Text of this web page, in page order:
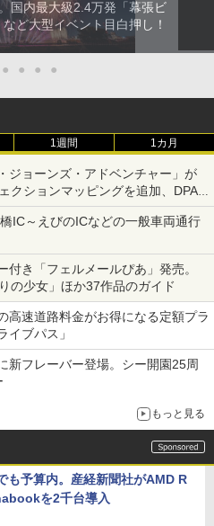
国内最大級2.4万発「幕張ビ
ど大型イベント目白押し！
● ● ● ●
1週間 1カ月
ジョーンズ・アドベンチャー」が
クションマッピングを追加、DPA
IC～えびのICなどの一般車両通行
付き「フェルメールぴあ」発売。
の少女」ほか37作品のガイド
高速道路料金がお得になる定額プラ
イブパス」
新フレーバー登場。シー開園25周
もっと見る
も予算内。産経新聞社がAMD R
を2千台導入